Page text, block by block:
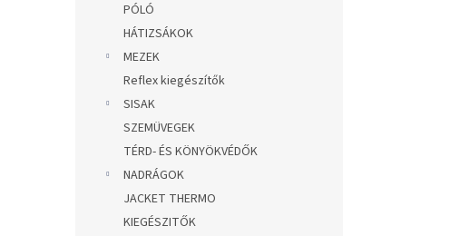
PÓLÓ
HÁTIZSÁKOK
MEZEK
Reflex kiegészítők
SISAK
SZEMÜVEGEK
TÉRD- ÉS KÖNYÖKVÉDŐK
NADRÁGOK
JACKET THERMO
KIEGÉSZITŐK